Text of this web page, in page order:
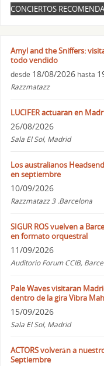
CONCIERTOS
Amyl and the Sniffers:
todo vendido
desde 18/08/2026 hasta
Razzmatazz
LUCIFER actuaran en
26/08/2026
Sala El Sol, Madrid
Los australianos
en septiembre
10/09/2026
Razzmatazz 3 .Barcelona
SIGUR ROS vuelven a
en formato orquestral
11/09/2026
Auditorio Forum CCIB,
Pale Waves visitaran
dentro de la gira Vibra
15/09/2026
Sala El Sol, Madrid
ACTORS volverán a
Septiembre